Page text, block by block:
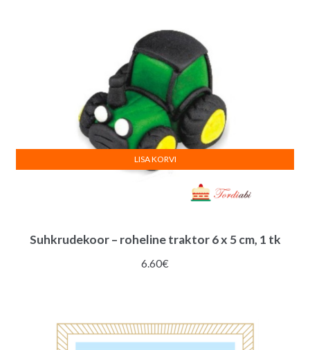
Suhkrudekoor – roheline traktor 6 x 5 cm, 1 tk
6.60€
LISA KORVI